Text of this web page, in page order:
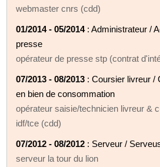
webmaster cnrs (cdd)
01/2014 - 05/2014: Administrateur /
presse
opérateur de presse stp (contrat
07/2013 - 08/2013 : Coursier livreur /
en bien de consommation
opérateur saisie/technicien livreur &
idf/tce (cdd)
07/2012 - 08/2012 : Serveur /
serveur la tour du lion